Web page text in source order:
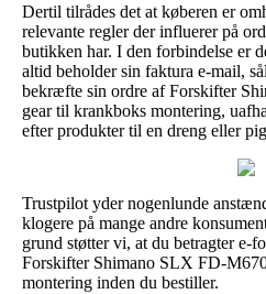
Dertil tilrådes det at køberen er
relevante regler der influerer på
butikken har. I den forbindelse er
altid beholder sin faktura e-mail,
bekræfte sin ordre af Forskifter
gear til krankboks montering,
efter produkter til en dreng eller
Trustpilot yder nogenlunde
klogere på mange andre
grund støtter vi, at du betragter e-
Forskifter Shimano SLX FD-
montering inden du bestiller.